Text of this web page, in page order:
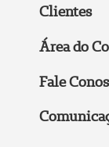
Clientes
Área do
Fale